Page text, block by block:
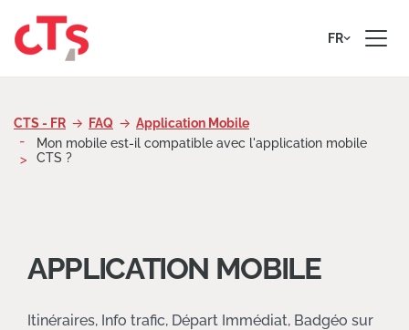
FR
CTS - FR FAQ
Application Mobile
Mon mobile est-il compatible avec l'application mobile
CTS ?
APPLICATION MOBILE
Itinéraires, Info trafic, Départ Immédiat, Badgéo sur